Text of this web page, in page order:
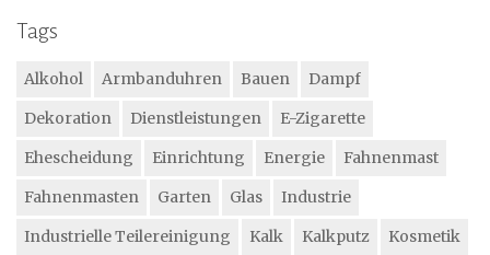
Tags
Alkohol Armbanduhren Bauen
Dampf
Dekoration
Dienstleistungen
E-Zigarette
Ehescheidung
Einrichtung Energie
Fahnenmast
Fahnenmasten
Garten Glas
Industrie
Industrielle Teilereinigung
Kalk Kalkputz
Kosmetik